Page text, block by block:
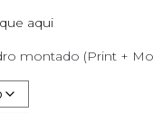
aqui
montado (Print +